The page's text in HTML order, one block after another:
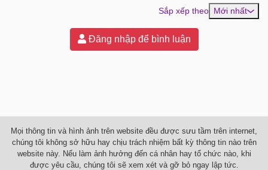
Sắp xếp theo Mới nhất
Đăng nhập để bình luận
Mọi thông tin và hình ảnh trên website đều được sưu tầm trên internet,
chúng tôi không sở hữu hay chịu trách nhiệm bất kỳ thông tin nào trên
website này. Nếu làm ảnh hưởng đến cá nhân hay tổ chức nào, khi
được yêu cầu, chúng tôi sẽ xem xét và gỡ bỏ ngay lập tức.